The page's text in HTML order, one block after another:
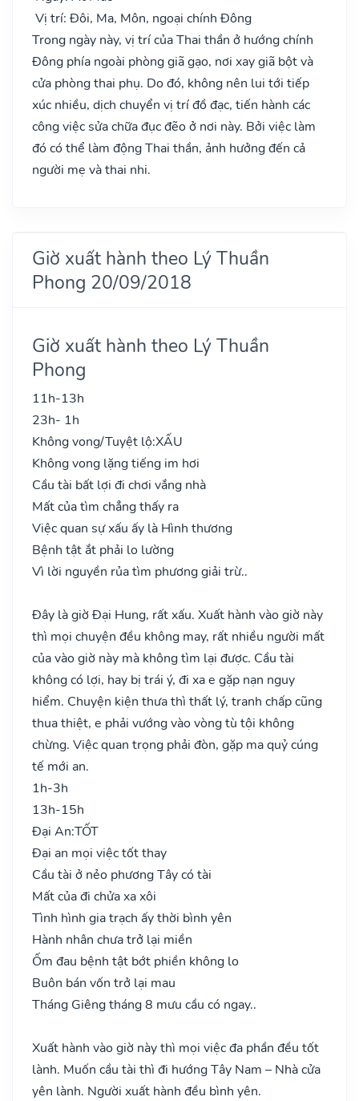
Vị trí: Đôi, Ma, Môn, ngoại chính Đông
Trong ngày này, vị trí của Thai thần ở hướng chính
Đông phía ngoài phòng giã gạo, nơi xay giã bột và
cửa phòng thai phụ. Do đó, không nên lui tới tiếp
xúc nhiều, dịch chuyển vị trí đồ đạc, tiến hành các
công việc sửa chữa đục đẽo ở nơi này. Bởi việc làm
đó có thể làm động Thai thần, ảnh hưởng đến cả
người mẹ và thai nhi.
Giờ xuất hành theo Lý Thuần
Phong 20/09/2018
Giờ xuất hành theo Lý Thuần
Phong
11h-13h
23h- 1h
Không vong/Tuyệt lộ:XẤU
Không vong lặng tiếng im hơi
Cầu tài bất lợi đi chơi vắng nhà
Mất của tìm chẳng thấy ra
Việc quan sự xấu ấy là Hình thương
Bệnh tật ắt phải lo lường
Vì lời nguyền rủa tìm phương giải trừ..
Đây là giờ Đại Hung, rất xấu. Xuất hành vào giờ này
thì mọi chuyện đều không may, rất nhiều người mất
của vào giờ này mà không tìm lại được. Cầu tài
không có lợi, hay bị trái ý, đi xa e gặp nạn nguy
hiểm. Chuyện kiện thưa thì thất lý, tranh chấp cũng
thua thiệt, e phải vướng vào vòng tù tội không
chừng. Việc quan trọng phải đòn, gặp ma quỷ cúng
tế mới an.
1h-3h
13h-15h
Đại An:TỐT
Đại an mọi việc tốt thay
Cầu tài ở nẻo phương Tây có tài
Mất của đi chửa xa xôi
Tình hình gia trạch ấy thời bình yên
Hành nhân chưa trở lại miền
Ốm đau bệnh tật bớt phiền không lo
Buôn bán vốn trở lại mau
Tháng Giêng tháng 8 mưu cầu có ngay..
Xuất hành vào giờ này thì mọi việc đa phần đều tốt
lành. Muốn cầu tài thì đi hướng Tây Nam – Nhà cửa
yên lành. Người xuất hành đều bình yên.